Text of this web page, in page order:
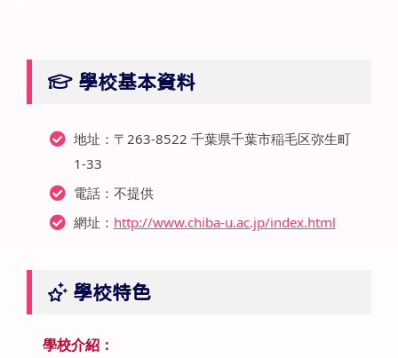
學校基本資料
地址：〒263-8522 千葉県千葉市稲毛区弥生町
1-33
電話：不提供
網址： http://www.chiba-u.ac.jp/index.html
學校特色
學校介紹：